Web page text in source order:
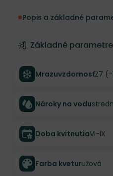
Popis a základné
Základné parametre
MrazuvzdornosťZ7 (-
Nároky na vodu
Doba kvitnutiaVI-IX
Farba kveturužová